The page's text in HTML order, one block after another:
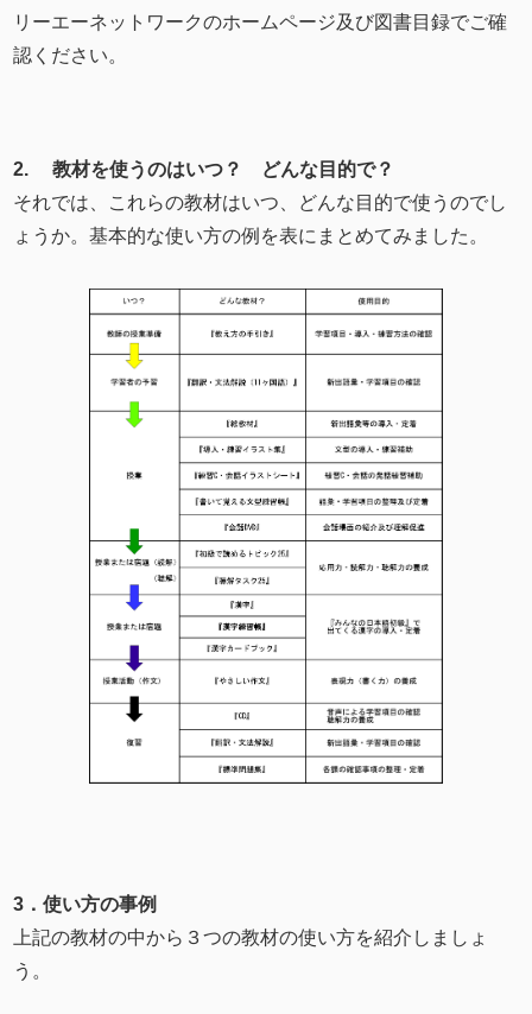
リーエーネットワークのホームページ及び図書目録でご確
認ください。
2. 教材を使うのはいつ？ どんな目的で？
それでは、これらの教材はいつ、どんな目的で使うのでし
ょうか。基本的な使い方の例を表にまとめてみました。
3．使い方の事例
上記の教材の中から３つの教材の使い方を紹介しましょ
う。